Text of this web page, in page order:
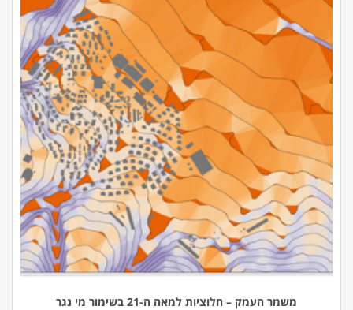
משמר העמק – חלוציות למאה ה-21 בשימור מי נגר